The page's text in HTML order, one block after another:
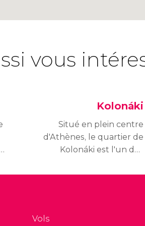
vous
Kolonáki
Situé en plein centre
d'Athènes, le quartier de
Kolonáki est l'un des
la ville.
Vols